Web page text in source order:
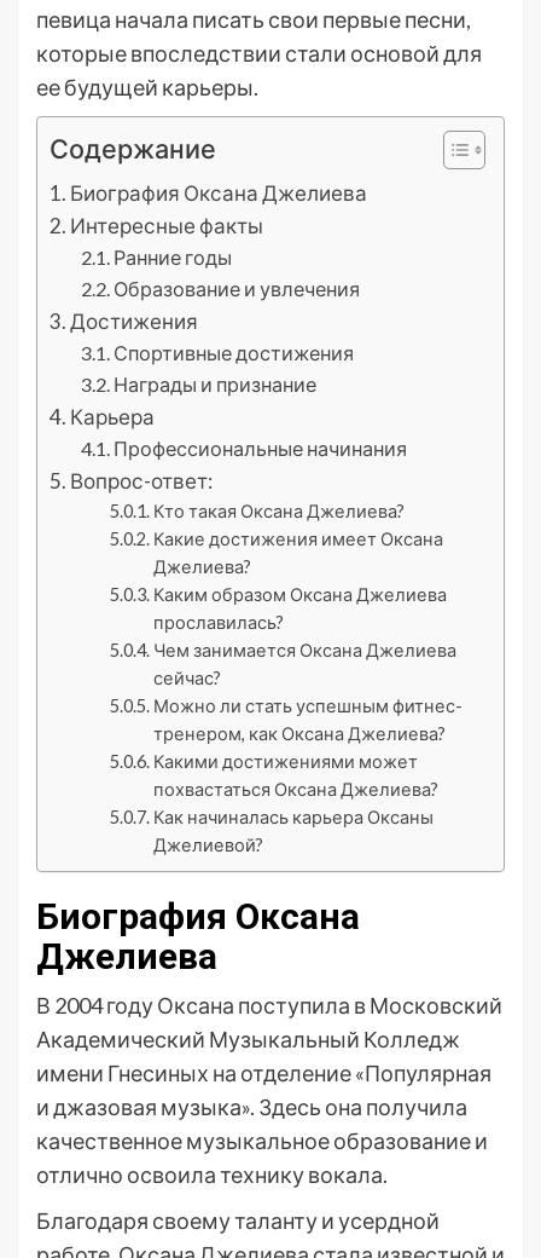
певица начала писать свои первые песни,
которые впоследствии стали основой для
ее будущей карьеры.
Содержание
Биография Оксана Джелиева
Интересные факты
Ранние годы
Образование и увлечения
Достижения
Спортивные достижения
Награды и признание
Карьера
Профессиональные начинания
Вопрос-ответ:
Кто такая Оксана Джелиева?
Какие достижения имеет Оксана
Джелиева?
Каким образом Оксана Джелиева
прославилась?
Чем занимается Оксана Джелиева
сейчас?
Можно ли стать успешным фитнес-
тренером, как Оксана Джелиева?
Какими достижениями может
похвастаться Оксана Джелиева?
Как начиналась карьера Оксаны
Джелиевой?
Биография Оксана
Джелиева
В 2004 году Оксана поступила в Московский
Академический Музыкальный Колледж
имени Гнесиных на отделение «Популярная
и джазовая музыка». Здесь она получила
качественное музыкальное образование и
отлично освоила технику вокала.
Благодаря своему таланту и усердной